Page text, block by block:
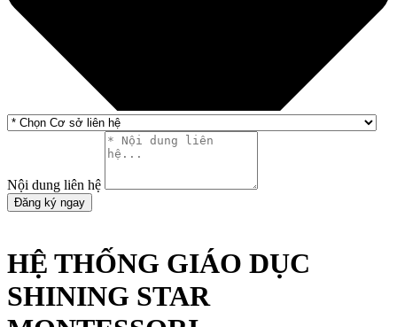
Nội dung liên hệ
Đăng ký ngay
HỆ THỐNG GIÁO DỤC
SHINING STAR